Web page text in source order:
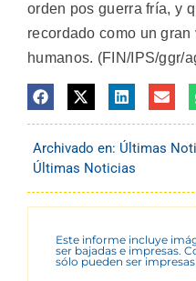
orden pos guerra fría, y
recordado como un
humanos. (FIN/IPS/ggr/
Archivado en: Últimas
Últimas Noticias
Este informe incluye
ser bajadas e impresas.
sólo pueden ser